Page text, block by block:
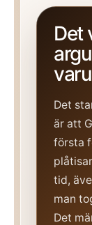
Det
Det
är att
första
tid,
man
Det